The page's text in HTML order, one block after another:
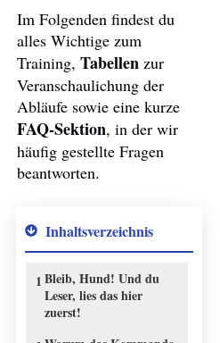
Im Folgenden findest du
alles Wichtige zum
Training, Tabellen zur
Veranschaulichung der
Abläufe sowie eine kurze
FAQ-Sektion, in der wir
häufig gestellte Fragen
beantworten.
Inhaltsverzeichnis
1Bleib, Hund! Und du
Leser, lies das hier
zuerst!